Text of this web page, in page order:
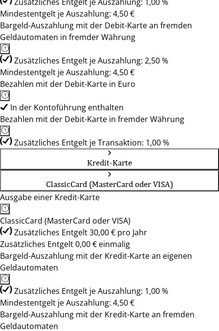
Mindestentgelt je Auszahlung: 4,50 €
Bargeld-Auszahlung mit der Debit-Karte an fremden
Geldautomaten in fremder Währung
Zusätzliches Entgelt je Auszahlung: 2,50 %
Mindestentgelt je Auszahlung: 4,50 €
Bezahlen mit der Debit-Karte in Euro
In der Kontoführung enthalten
Bezahlen mit der Debit-Karte in fremder Währung
Zusätzliches Entgelt je Transaktion: 1,00 %
Kredit-Karte
ClassicCard (MasterCard oder VISA)
Ausgabe einer Kredit-Karte
ClassicCard (MasterCard oder VISA)
Zusätzliches Entgelt 30,00 € pro Jahr
Zusätzliches Entgelt 0,00 € einmalig
Bargeld-Auszahlung mit der Kredit-Karte an eigenen
Geldautomaten
Zusätzliches Entgelt je Auszahlung: 1,00 %
Mindestentgelt je Auszahlung: 4,50 €
Bargeld-Auszahlung mit der Kredit-Karte an fremden
Geldautomaten